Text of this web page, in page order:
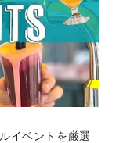
イベントを厳選